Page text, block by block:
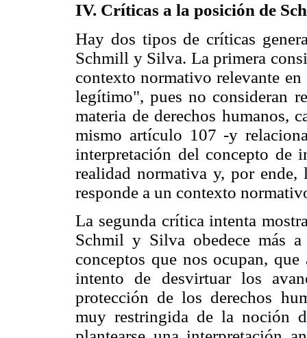
IV. Críticas a la posición de
Hay dos tipos de críticas
Schmill y Silva. La primera
contexto normativo relevante
legítimo", pues no consideran
materia de derechos humanos,
mismo artículo 107 -y
interpretación del concepto de
realidad normativa y, por
responde a un contexto
La segunda crítica intenta
Schmil y Silva obedece más
conceptos que nos ocupan,
intento de desvirtuar los
protección de los derechos
muy restringida de la noción